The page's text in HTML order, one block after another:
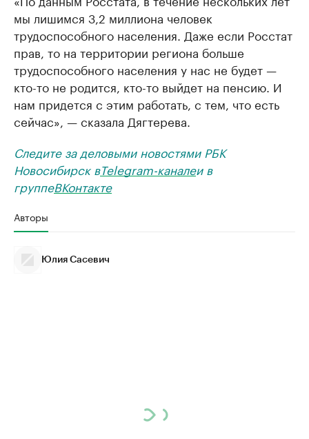
мы лишимся 3,2 миллиона человек
трудоспособного населения. Даже если Росстат
прав, то на территории региона больше
трудоспособного населения у нас не будет —
кто-то не родится, кто-то выйдет на пенсию. И
нам придется с этим работать, с тем, что есть
сейчас», — сказала Дягтерева.
Следите за деловыми новостями РБК
Новосибирск вTelegram-каналеи в
группеВКонтакте
Авторы
Юлия Сасевич